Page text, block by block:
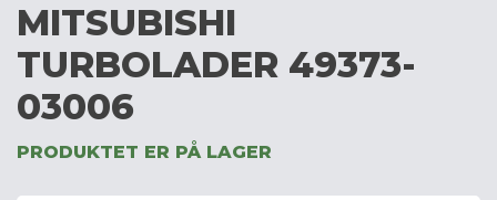
MITSUBISHI
TURBOLADER 49373-
03006
PRODUKTET ER PÅ LAGER